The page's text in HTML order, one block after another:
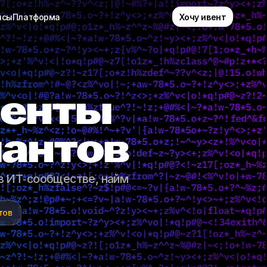
Платформа Хочу ивент
ИТ‑сообществе, найм